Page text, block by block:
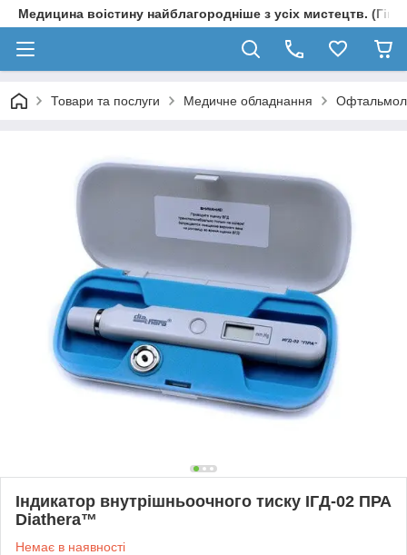
Медицина воістину найблагородніше з усіх мистецтв.
Товари та послуги Медичне обладнання
Індикатор внутрішньоочного тиску ІГД-02 ПРА
Diathera™
Немає в наявності